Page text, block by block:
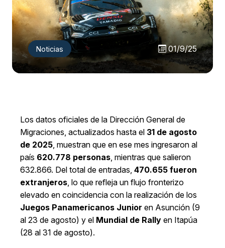
Noticias 01/9/25
Los datos oficiales de la Dirección General de
Migraciones, actualizados hasta el 31 de agosto
de 2025, muestran que en ese mes ingresaron al
país 620.778 personas, mientras que salieron
632.866. Del total de entradas, 470.655 fueron
extranjeros, lo que refleja un flujo fronterizo
elevado en coincidencia con la realización de los
Juegos Panamericanos Junior en Asunción (9
al 23 de agosto) y el Mundial de Rally en Itapúa
(28 al 31 de agosto).